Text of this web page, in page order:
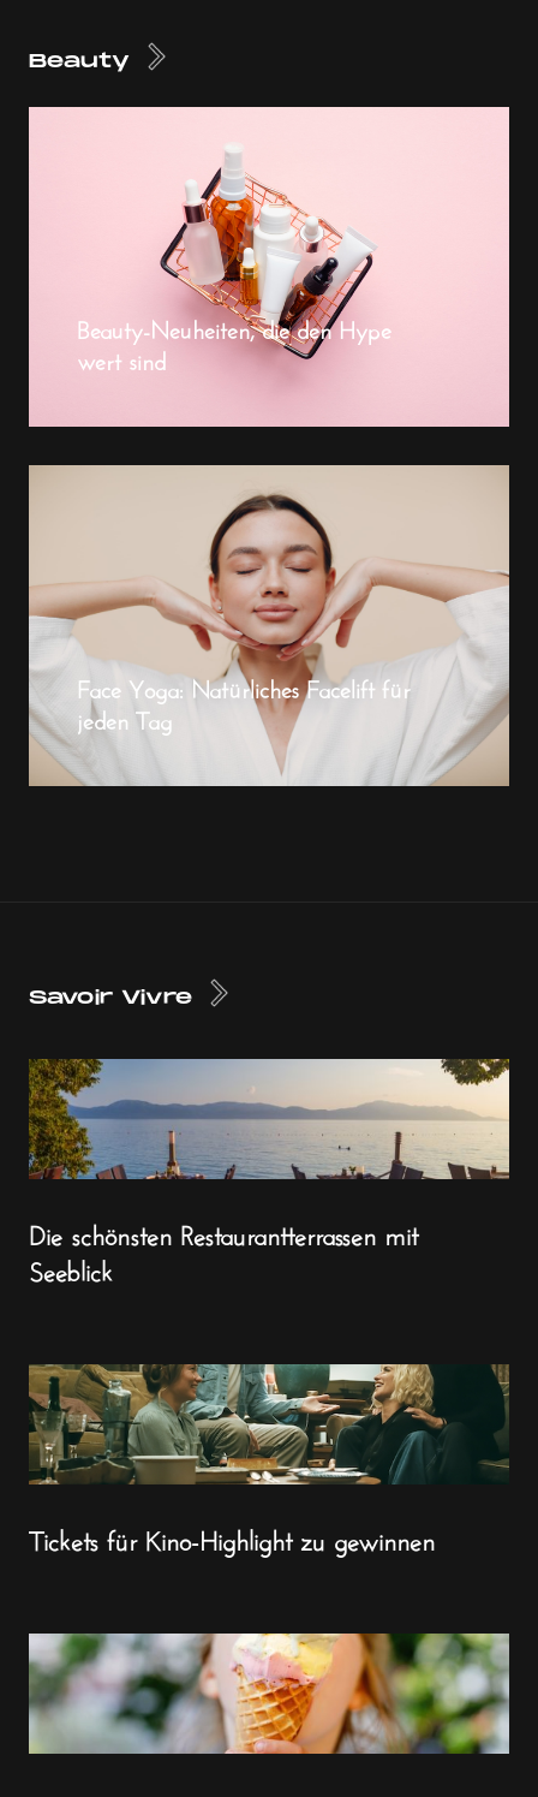
Beauty
Beauty-Neuheiten, die den Hype
wert sind
Face Yoga: Natürliches Facelift für
jeden Tag
Savoir Vivre
Die schönsten Restaurantterrassen mit
Seeblick
Tickets für Kino-Highlight zu gewinnen